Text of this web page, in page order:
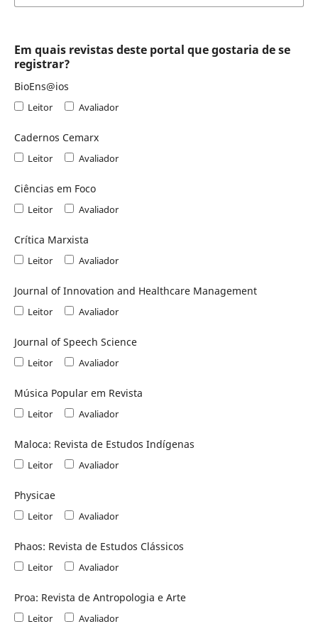
Em quais revistas deste portal que gostaria de se
registrar?
BioEns@ios
Leitor Avaliador
Cadernos Cemarx
Leitor Avaliador
Ciências em Foco
Leitor Avaliador
Crítica Marxista
Leitor Avaliador
Journal of Innovation and Healthcare Management
Leitor Avaliador
Journal of Speech Science
Leitor Avaliador
Música Popular em Revista
Leitor Avaliador
Maloca: Revista de Estudos Indígenas
Leitor Avaliador
Physicae
Leitor Avaliador
Phaos: Revista de Estudos Clássicos
Leitor Avaliador
Proa: Revista de Antropologia e Arte
Leitor Avaliador